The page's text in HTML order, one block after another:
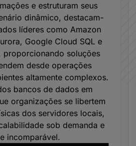
e estruturam seus
dinâmico, destacam-
líderes como Amazon
Google Cloud SQL e
proporcionando soluções
desde operações
altamente complexos.
bancos de dados em
organizações se libertem
dos servidores locais,
sob demanda e
incomparável.